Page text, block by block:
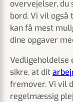
overvejelser, du
bord. Vi vil også
kan få mest
dine opgaver
sikre, at dit
fremover. Vi vil
regelmæssig